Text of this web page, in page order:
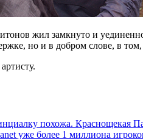
жил замкнуто и
но и в добром слове, в
похожа. Краснощекая
уже более 1 миллиона